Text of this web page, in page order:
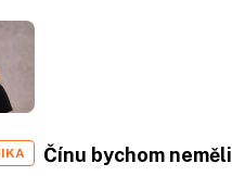
Čínu bychom neměli